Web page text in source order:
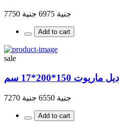
جنية 6975 جنية 7750
Add to cart
sale
150*200*17 سم
جنية 6550 جنية 7270
Add to cart